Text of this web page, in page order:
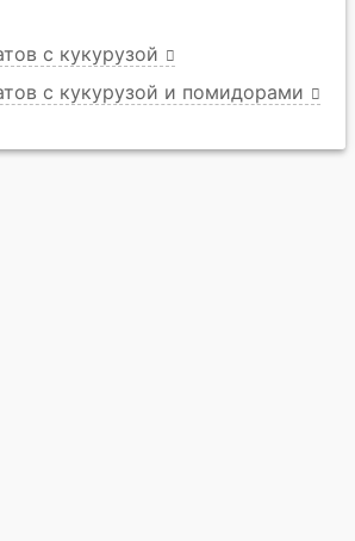
с кукурузой
с кукурузой и помидорами